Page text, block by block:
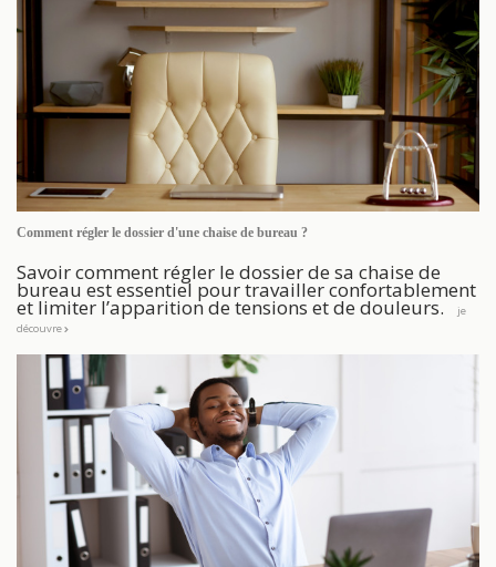
Comment régler le dossier d'une chaise de bureau ?
Savoir comment régler le dossier de sa chaise de
bureau est essentiel pour travailler confortablement
et limiter l’apparition de tensions et de douleurs.
je
découvre